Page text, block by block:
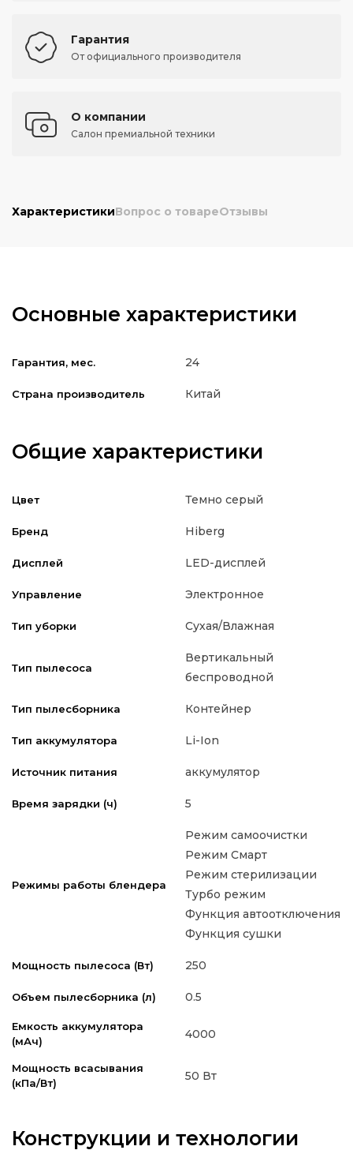
Гарантия
От официального производителя
О компании
Салон премиальной техники
ХарактеристикиВопрос о товареОтзывы
Основные характеристики
Гарантия, мес. 24
Страна производитель Китай
Общие характеристики
Цвет Темно серый
Бренд Hiberg
Дисплей LED-дисплей
Управление Электронное
Тип уборки Сухая/Влажная
Тип пылесоса
Вертикальный
беспроводной
Тип пылесборника Контейнер
Тип аккумулятора Li-Ion
Источник питания аккумулятор
Время зарядки (ч) 5
Режимы работы блендера
Режим самоочистки
Режим Смарт
Режим стерилизации
Турбо режим
Функция автоотключения
Функция сушки
Мощность пылесоса (Вт) 250
Объем пылесборника (л) 0.5
Емкость аккумулятора
(мАч)
4000
Мощность всасывания
(кПа/Вт)
50 Вт
Конструкции и технологии